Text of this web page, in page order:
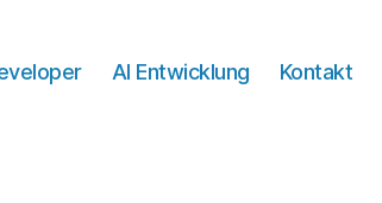
AI Entwicklung Kontakt